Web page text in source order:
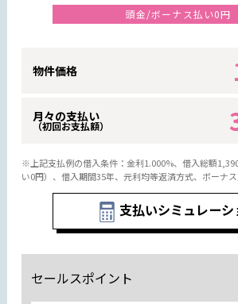
頭金/ボーナス払い0円
物件価格
月々の支払い
（初回お支払額）
※上記支払例の借入条件：金利1.000%、借入総額
い0円）、借入期間35年、元利均等返済方式、ボーナ
支払いシミュレーシ
セールスポイント